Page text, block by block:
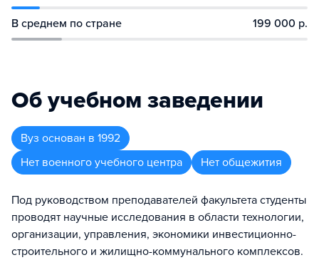
В среднем по стране 199 000 р.
Об учебном заведении
Вуз основан в 1992
Нет военного учебного центра
Нет общежития
Под руководством преподавателей факультета студенты
проводят научные исследования в области технологии,
организации, управления, экономики инвестиционно-
строительного и жилищно-коммунального комплексов.